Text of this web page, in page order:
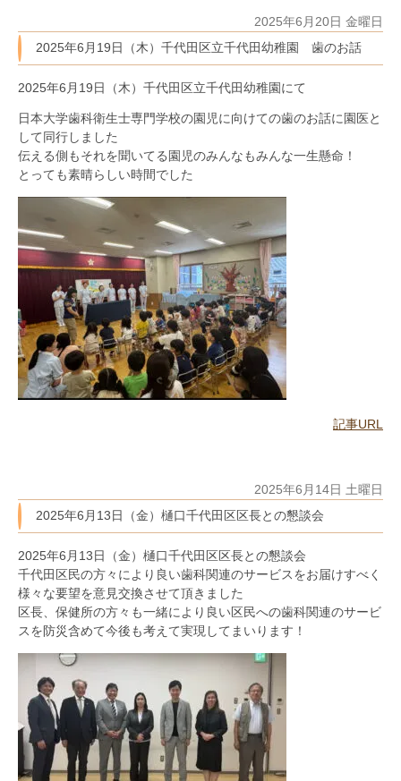
2025年6月20日 金曜日
2025年6月19日（木）千代田区立千代田幼稚園 歯のお話
2025年6月19日（木）千代田区立千代田幼稚園にて
日本大学歯科衛生士専門学校の園児に向けての歯のお話に園医と
して同行しました
伝える側もそれを聞いてる園児のみんなもみんな一生懸命！
とっても素晴らしい時間でした
記事URL
2025年6月14日 土曜日
2025年6月13日（金）樋口千代田区区長との懇談会
2025年6月13日（金）樋口千代田区区長との懇談会
千代田区民の方々により良い歯科関連のサービスをお届けすべく
様々な要望を意見交換させて頂きました
区長、保健所の方々も一緒により良い区民への歯科関連のサービ
スを防災含めて今後も考えて実現してまいります！